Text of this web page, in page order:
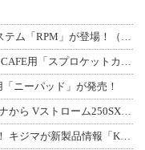
RPM から ホンダ GROM用エキゾーストシステム「RPM」が登場！（動画あり
カスタムスプロケットを見せる、Z900RS／CAFE用「スプロケットカバーフルキ
ニーパッド」が発売！
ゲル素材入りで快適＆足つき向上！ デイトナから Vストローム250SX用「快適ロ
ミラー用撥水フィルム「レインオフ」登場！ キジマが新製品情報「KIJIMA NE